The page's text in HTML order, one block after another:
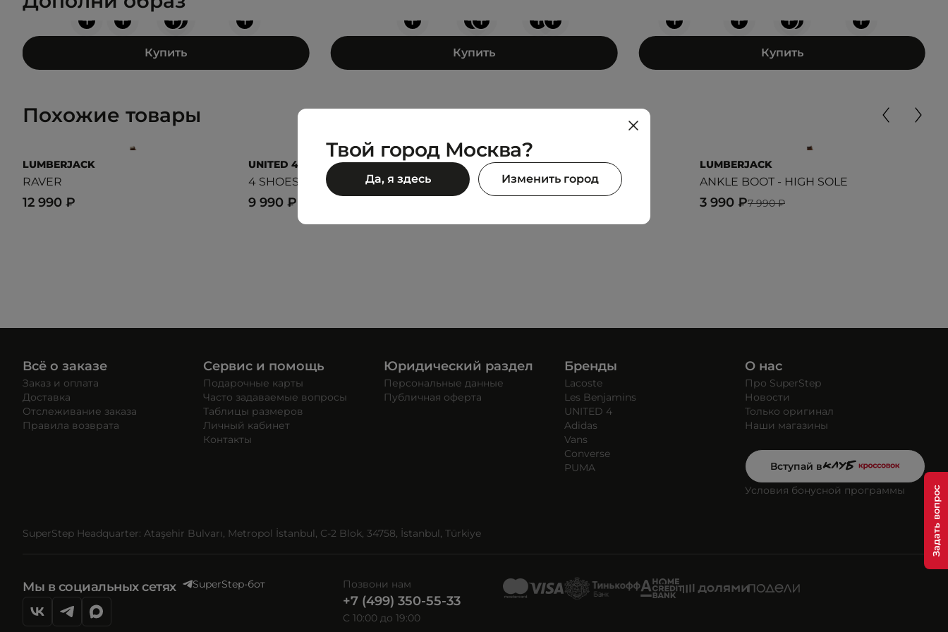
+
+
+ + +
Купить
+
+
+ + +
Купить
+
+
+ + +
Купить
Похожие товары
LUMBERJACK
RAVER
12 990 ₽
UNITED 4
4 SHOES
9 990 ₽
LUMBERJACK
RAVER
LUMBERJACK
ANKLE BOOT - HIGH SOLE
7 990 ₽
3 990 ₽
Всё о заказе
Заказ и оплата
Доставка
Отслеживание заказа
Правила возврата
Сервис и помощь
Подарочные карты
Часто задаваемые вопросы
Таблицы размеров
Личный кабинет
Контакты
Юридический раздел
Персональные данные
Публичная оферта
Бренды
Lacoste
Les Benjamins
UNITED 4
Adidas
Vans
Converse
PUMA
О нас
Про SuperStep
Новости
Только оригинал
Наши магазины
Вступай в
Условия бонусной программы
SuperStep Headquarter: Ataşehir Bulvarı, Metropol İstanbul, C-2 Blok, 34758, İstanbul, Türkiye
Мы в социальных сетях SuperStep-бот Позвони нам
+7 (499) 350-55-33
C 10:00 до 19:00
Твой город Москва?
Да, я здесь Изменить город